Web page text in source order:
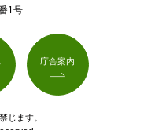
1号
庁舎案内
じます。